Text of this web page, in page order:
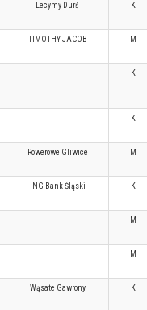
Lecymy Durś K
TIMOTHY JACOB M
K
K
Rowerowe Gliwice M
ING Bank Śląski K
M
M
Wąsate Gawrony K